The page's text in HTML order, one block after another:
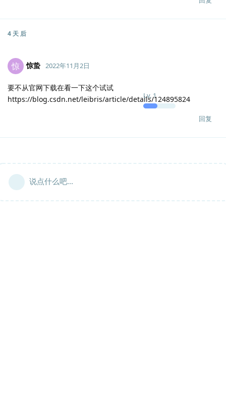
4 天 后
惊 惊蛰
Lv.1
2022年11月2日
要不从官网下载在看一下这个试试
https://blog.csdn.net/leibris/article/details/124895824
回复
说点什么吧...